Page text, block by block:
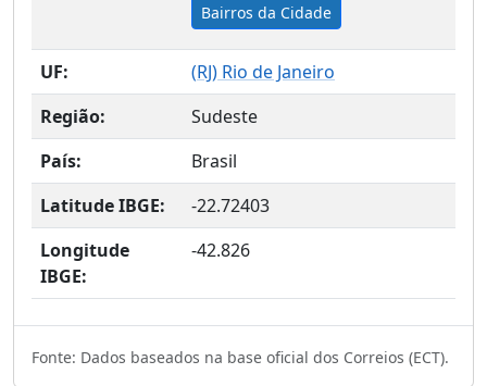
Bairros da Cidade
UF: (RJ) Rio de Janeiro
Região:
Sudeste
País:
Brasil
Latitude IBGE:
-22.72403
Longitude
IBGE:
-42.826
Fonte: Dados baseados na base oficial dos Correios (ECT).